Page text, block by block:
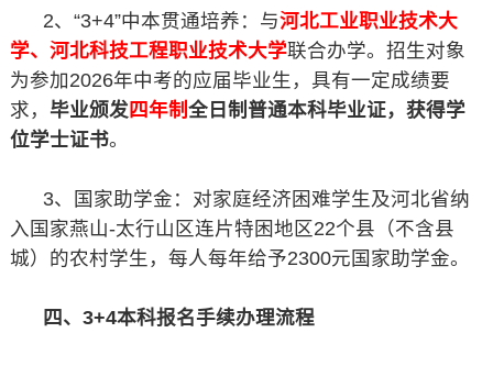
2、“3+4”中本贯通培养：与河北工业职业技术大
学、河北科技工程职业技术大学联合办学。招生对象
为参加2026年中考的应届毕业生，具有一定成绩要
求， 毕业颁发 四年制 全日制普通本科毕业证，获得学
位学士证书。
3、国家助学金：对家庭经济困难学生及河北省纳
入国家燕山-太行山区连片特困地区22个县（不含县
城）的农村学生，每人每年给予2300元国家助学金。
四、3+4本科报名手续办理流程